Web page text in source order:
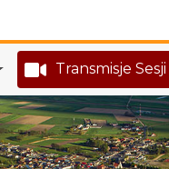
Transmisje Sesji